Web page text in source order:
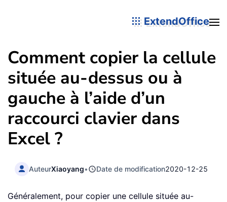
ExtendOffice
Comment copier la cellule
située au-dessus ou à
gauche à l’aide d’un
raccourci clavier dans
Excel ?
AuteurXiaoyang• Date de modification2020-12-25
Généralement, pour copier une cellule située au-